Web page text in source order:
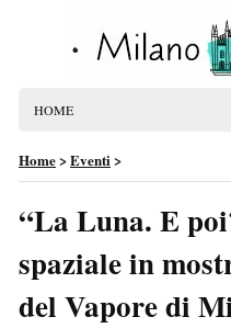
HOME
Home>Eventi>
“La Luna. E
spaziale in
del Vapore di